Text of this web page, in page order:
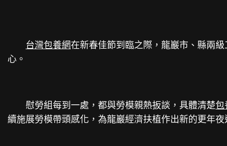
台灣包養網在新春佳節到臨之際，龍巖市、縣兩
心。
慰勞組每到一處，都與勞模親熱扳談，具體清楚包
續施展勞模帶頭感化，為龍巖經濟扶植作出新的更年夜